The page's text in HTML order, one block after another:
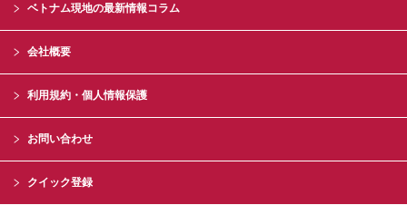
ベトナム現地の最新情報コラム
会社概要
利用規約・個人情報保護
お問い合わせ
クイック登録